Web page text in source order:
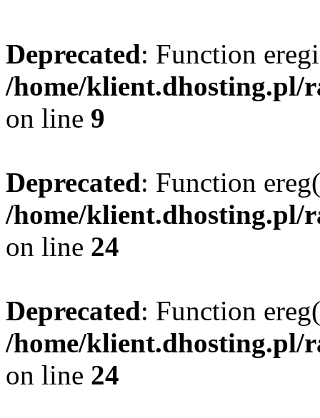
Deprecated: Function
/home/klient.dhosting.pl/
on line 9
Deprecated: Function
/home/klient.dhosting.pl/
on line 24
Deprecated: Function
/home/klient.dhosting.pl/
on line 24